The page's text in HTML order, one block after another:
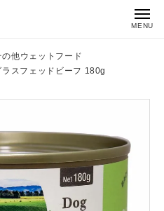
MENU
の他ウェットフード
スフェッドビーフ 180g